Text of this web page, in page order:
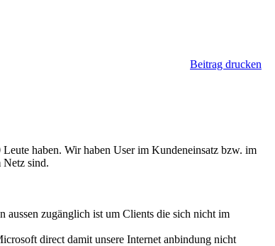
Beitrag drucken
haben. Wir haben User im Kundeneinsatz bzw. im
Netz sind.
zugänglich ist um Clients die sich nicht im
direct damit unsere Internet anbindung nicht